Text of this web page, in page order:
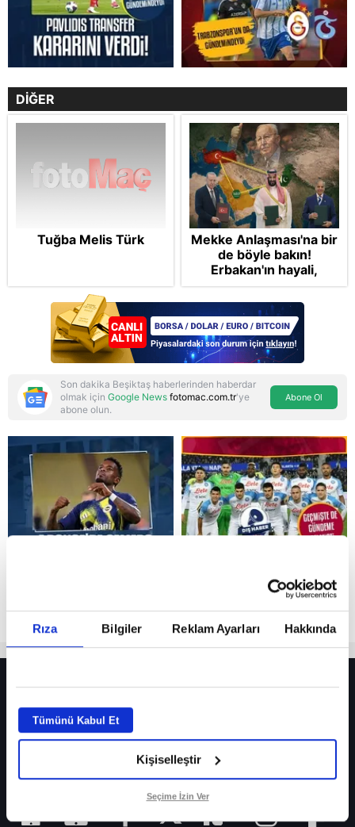
Rıza Bilgiler Reklam Ayarları Hakkında
Tümünü Kabul Et
Kişiselleştir
Seçime İzin Ver
Reddet
DİĞER
Tuğba Melis Türk
Mekke Anlaşması'na bir
de böyle bakın!
Erbakan'ın hayali,
Cumhur'un vizyonu:
İslam NATO'suna
Başkan Erdoğan mührü
Son dakika Beşiktaş haberlerinden haberdar
olmak için Google News fotomac.com.tr'ye
abone olun.
Abone Ol
Fenerbahçe’de sürpriz ayrılık ihtimali! Devre arasında gelmişti
Fenerbahçe’nin yeni transferi Mason Greenwood için olay sözler!
Galatasaray’da rota yeniden Thiago Almada!